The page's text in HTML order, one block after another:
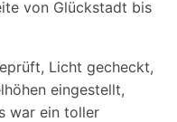
von Glückstadt bis
Licht gecheckt,
eingestellt,
war ein toller